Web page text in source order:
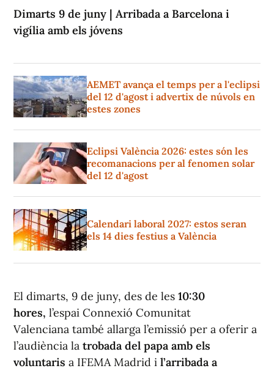
Dimarts 9 de juny | Arribada a Barcelona i
vigília amb els jóvens
AEMET avança el temps per a l'eclipsi
del 12 d'agost i advertix de núvols en
estes zones
Eclipsi València 2026: estes són les
recomanacions per al fenomen solar
del 12 d'agost
Calendari laboral 2027: estos seran
els 14 dies festius a València
El dimarts, 9 de juny, des de les 10:30
hores, l’espai Connexió Comunitat
Valenciana també allarga l’emissió per a oferir a
l’audiència la trobada del papa amb els
voluntaris a IFEMA Madrid i l’arribada a